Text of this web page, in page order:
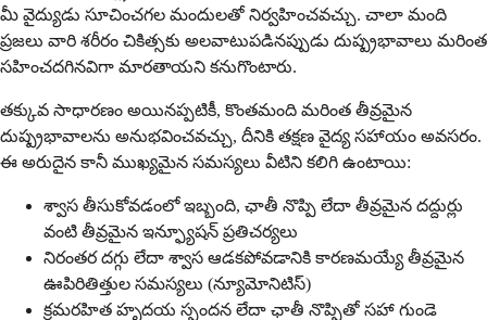
మీ వైద్యుడు సూచించగల మందులతో నిర్వహించవచ్చు. చాలా మంది
ప్రజలు వారి శరీరం చికిత్సకు అలవాటుపడినప్పుడు దుష్ప్రభావాలు మరింత
సహించదగినవిగా మారతాయని కనుగొంటారు.
తక్కువ సాధారణం అయినప్పటికీ, కొంతమంది మరింత తీవ్రమైన
దుష్ప్రభావాలను అనుభవించవచ్చు, దీనికి తక్షణ వైద్య సహాయం అవసరం.
ఈ అరుదైన కానీ ముఖ్యమైన సమస్యలు వీటిని కలిగి ఉంటాయి:
శ్వాస తీసుకోవడంలో ఇబ్బంది, ఛాతీ నొప్పి లేదా తీవ్రమైన దద్దుర్లు
వంటి తీవ్రమైన ఇన్ఫ్యూషన్ ప్రతిచర్యలు
నిరంతర దగ్గు లేదా శ్వాస ఆడకపోవడానికి కారణమయ్యే తీవ్రమైన
ఊపిరితిత్తుల సమస్యలు (న్యూమోనిటిస్)
క్రమరహిత హృదయ స్పందన లేదా ఛాతీ నొప్పితో సహా గుండె